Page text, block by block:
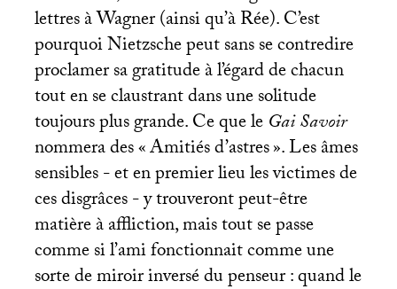
lettres à Wagner (ainsi qu’à Rée). C’est
pourquoi Nietzsche peut sans se contredire
proclamer sa gratitude à l’égard de chacun
tout en se claustrant dans une solitude
toujours plus grande. Ce que leGai Savoir
nommera des «Amitiés d’astres». Les âmes
sensibles - et en premier lieu les victimes de
ces disgrâces - y trouveront peut-être
matière à affliction, mais tout se passe
comme si l’ami fonctionnait comme une
sorte de miroir inversé du penseur : quand le